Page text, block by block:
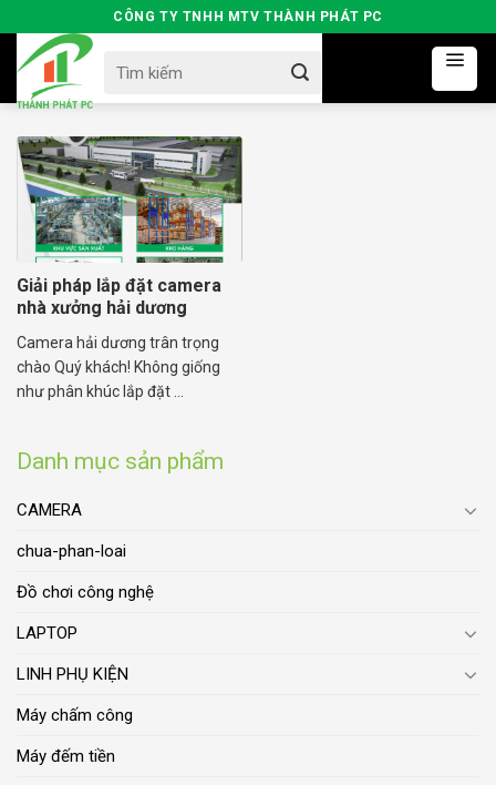
to
content
CÔNG TY TNHH MTV THÀNH PHÁT PC
for:
Danh mục sản phẩm
CAMERA
chua-phan-loai
Đồ chơi công nghệ
LAPTOP
LINH PHỤ KIỆN
Máy chấm công
Máy đếm tiền
Giải pháp lắp đặt camera
nhà xưởng hải dương
Camera hải dương trân trọng
chào Quý khách! Không giống
như phân khúc lắp đặt ...